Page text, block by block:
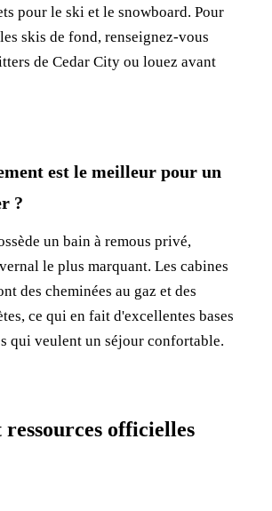
pour le ski et le snowboard. Pour
skis de fond, renseignez-vous
de Cedar City ou louez avant
est le meilleur pour un
?
un bain à remous privé,
le plus marquant. Les cabines
des cheminées au gaz et des
ce qui en fait d'excellentes bases
qui veulent un séjour confortable.
officielles